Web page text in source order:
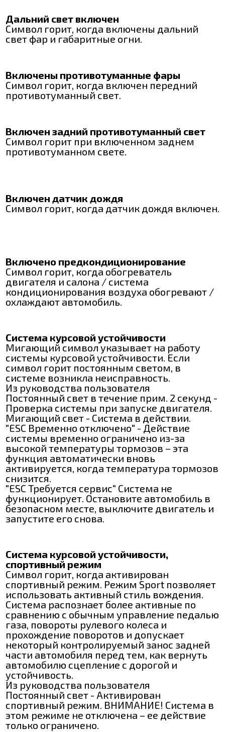
Дальний свет включен
Символ горит, когда включены дальний
свет фар и габаритные огни.
Включены противотуманные фары
Символ горит, когда включен передний
противотуманный свет.
Включен задний противотуманный свет
Символ горит при включенном заднем
противотуманном свете.
Включен датчик дождя
Символ горит, когда датчик дождя включен.
Включено предкондиционирование
Символ горит, когда обогреватель
двигателя и салона / система
кондиционирования воздуха обогревают /
охлаждают автомобиль.
Система курсовой устойчивости
Мигающий символ указывает на работу
системы курсовой устойчивости. Если
символ горит постоянным светом, в
системе возникла неисправность.
Из руководства пользователя
Постоянный свет в течение прим. 2 секунд -
Проверка системы при запуске двигателя.
Мигающий свет - Система в действии.
"ESC Временно отключено" - Действие
системы временно ограничено из-за
высокой температуры тормозов – эта
функция автоматически вновь
активируется, когда температура тормозов
снизится.
"ESC Требуется сервис" Система не
функционирует. Остановите автомобиль в
безопасном месте, выключите двигатель и
запустите его снова.
Система курсовой устойчивости,
спортивный режим
Символ горит, когда активирован
спортивный режим. Режим Sport позволяет
использовать активный стиль вождения.
Система распознает более активные по
сравнению с обычным управление педалью
газа, повороты рулевого колеса и
прохождение поворотов и допускает
некоторый контролируемый занос задней
части автомобиля перед тем, как вернуть
автомобилю сцепление с дорогой и
устойчивость.
Из руководства пользователя
Постоянный свет - Активирован
спортивный режим. ВНИМАНИЕ! Система в
этом режиме не отключена – ее действие
только ограничено.